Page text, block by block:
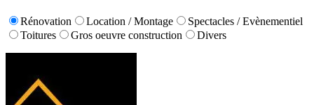
Rénovation Location / Montage
Spectacles / Evènementiel
Toitures
Gros oeuvre construction Divers